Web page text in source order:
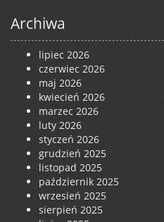
Archiwa
lipiec 2026
czerwiec 2026
maj 2026
kwiecień 2026
marzec 2026
luty 2026
styczeń 2026
grudzień 2025
listopad 2025
październik 2025
wrzesień 2025
sierpień 2025